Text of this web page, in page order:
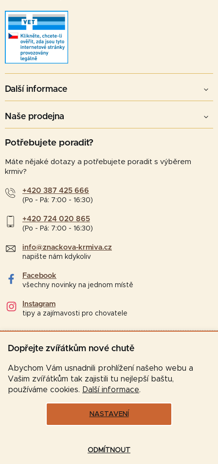
Dopřejte zvířátkům nové chutě
Abychom Vám usnadnili prohlížení našeho webu a
Vašim zvířátkům tak zajistili tu nejlepší baštu,
používáme cookies. Další informace.
NASTAVENÍ
ODMÍTNOUT
Další informace
Naše prodejna
Potřebujete poradit?
Máte nějaké dotazy a potřebujete poradit s výběrem
krmiv?
+420 387 425 666
(Po - Pá: 7:00 - 16:30)
+420 724 020 865
(Po - Pá: 7:00 - 16:30)
info@znackova-krmiva.cz
napište nám kdykoliv
Facebook
všechny novinky na jednom místě
Instagram
tipy a zajímavosti pro chovatele
Vytvořil Shoptet